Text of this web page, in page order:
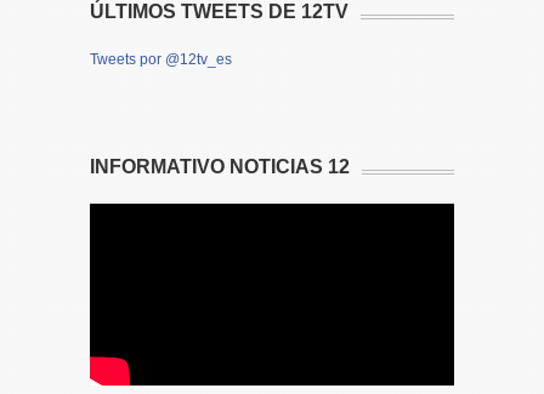
ÚLTIMOS TWEETS DE 12TV
Tweets por @12tv_es
INFORMATIVO NOTICIAS 12